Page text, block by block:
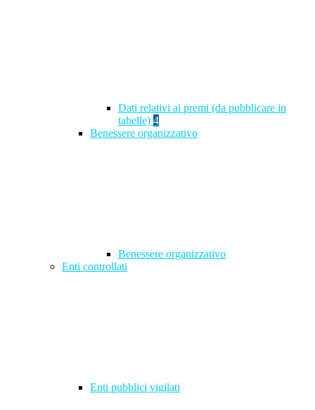
Dati relativi ai premi (da pubblicare in
tabelle) 4
Benessere organizzativo
Benessere organizzativo
Enti controllati
Enti pubblici vigilati